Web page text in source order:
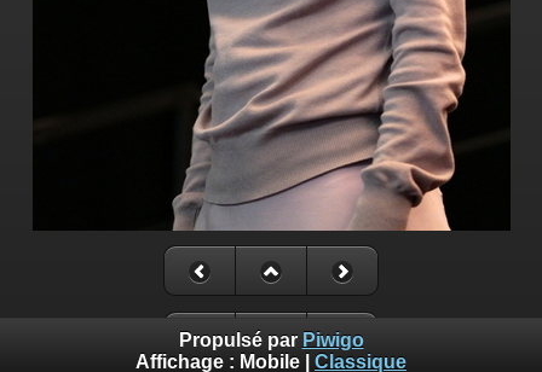
Propulsé par Piwigo
Affichage : Mobile Classique